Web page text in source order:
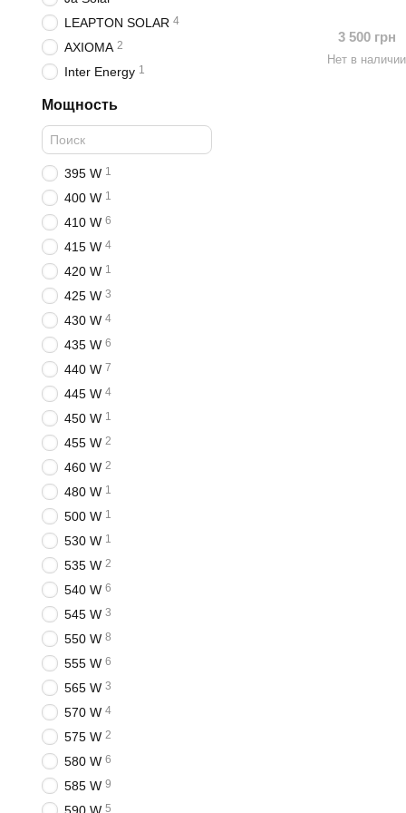
3 500 грн
Нет в наличии
LEAPTON SOLAR 4
AXIOMA 2
Inter Energy 1
Мощность
395 W 1
400 W 1
410 W 6
415 W 4
420 W 1
425 W 3
430 W 4
435 W 6
440 W 7
445 W 4
450 W 1
455 W 2
460 W 2
480 W 1
500 W 1
530 W 1
535 W 2
540 W 6
545 W 3
550 W 8
555 W 6
565 W 3
570 W 4
575 W 2
580 W 6
585 W 9
5